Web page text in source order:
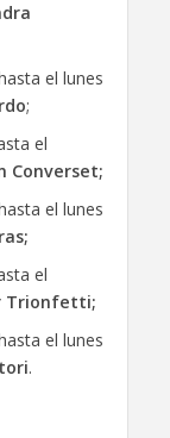
el lunes
;
el
Converset;
el lunes
el
Trionfetti;
el lunes
.